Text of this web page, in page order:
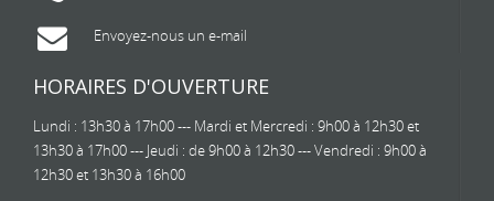
Envoyez-nous un e-mail
HORAIRES D'OUVERTURE
Lundi : 13h30 à 17h00 --- Mardi et Mercredi : 9h00 à 12h30 et
13h30 à 17h00 --- Jeudi : de 9h00 à 12h30 --- Vendredi : 9h00 à
12h30 et 13h30 à 16h00